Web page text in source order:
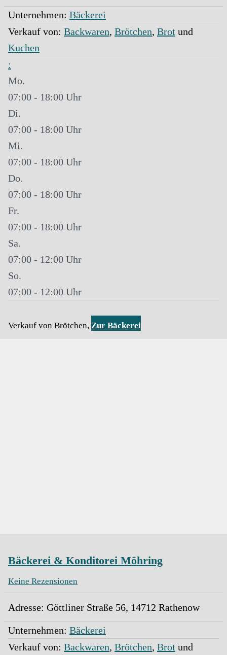
Unternehmen: Bäckerei
Verkauf von: Backwaren, Brötchen, Brot und
Kuchen
:
Mo.
07:00 - 18:00
Di.
07:00 - 18:00
Mi.
07:00 - 18:00
Do.
07:00 - 18:00
Fr.
07:00 - 18:00
Sa.
07:00 - 12:00
So.
07:00 - 12:00
Verkauf von Brötchen, Zur Bäckerei
Bäckerei & Konditorei Möhring
Keine Rezensionen
Adresse: Göttliner Straße 56, 14712 Rathenow
Unternehmen: Bäckerei
Verkauf von: Backwaren, Brötchen, Brot und